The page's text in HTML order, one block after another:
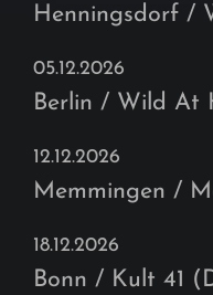
Henningsdorf /
05.12.2026
Berlin / Wild At
12.12.2026
Memmingen /
18.12.2026
Bonn / Kult 41